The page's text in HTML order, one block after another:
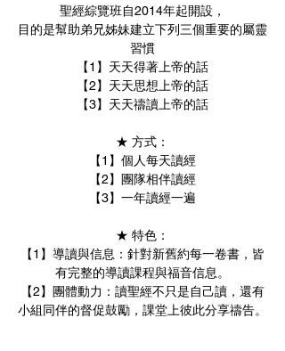
聖經綜覽班自2014年起開設，
目的是幫助弟兄姊妹建立下列三個重要的屬靈
習慣
【1】天天得著上帝的話
【2】天天思想上帝的話
【3】天天禱讀上帝的話
★ 方式：
【1】個人每天讀經
【2】團隊相伴讀經
【3】一年讀經一遍
★ 特色：
【1】導讀與信息：針對新舊約每一卷書，皆
有完整的導讀課程與福音信息。
【2】團體動力：讀聖經不只是自己讀，還有
小組同伴的督促鼓勵，課堂上彼此分享禱告。